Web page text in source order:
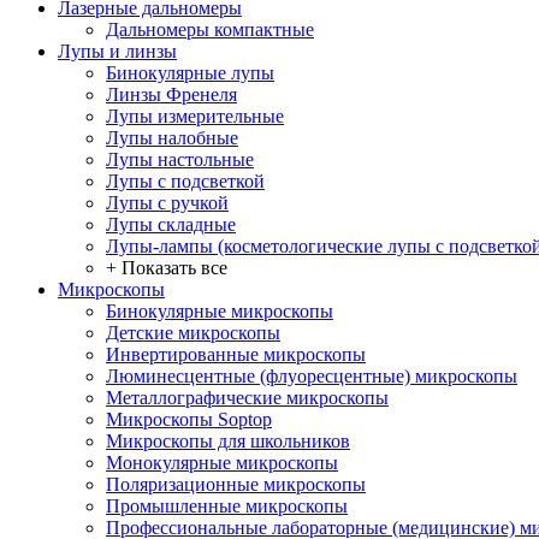
Лазерные дальномеры
Дальномеры компактные
Лупы и линзы
Бинокулярные лупы
Линзы Френеля
Лупы измерительные
Лупы налобные
Лупы настольные
Лупы с подсветкой
Лупы с ручкой
Лупы складные
Лупы-лампы (косметологические лупы с
+ Показать все
Микроскопы
Бинокулярные микроскопы
Детские микроскопы
Инвертированные микроскопы
Люминесцентные (флуоресцентные) микроскопы
Металлографические микроскопы
Микроскопы Soptop
Микроскопы для школьников
Монокулярные микроскопы
Поляризационные микроскопы
Промышленные микроскопы
Профессиональные лабораторные (медицинские)